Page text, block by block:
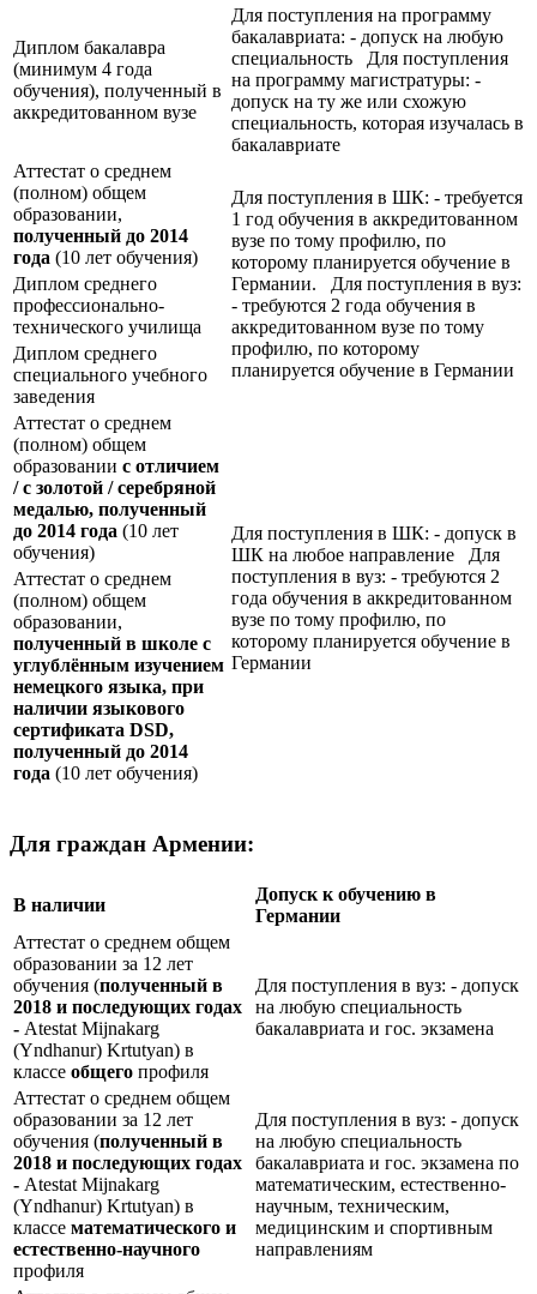
Диплом бакалавра
(минимум 4 года
обучения), полученный в
аккредитованном вузе
Для поступления на программу
бакалавриата: - допуск на любую
специальность Для поступления
на программу магистратуры: -
допуск на ту же или схожую
специальность, которая изучалась в
бакалавриате
Аттестат о среднем
(полном) общем
образовании,
полученный до 2014
года (10 лет обучения)
Для поступления в ШК: - требуется
1 год обучения в аккредитованном
вузе по тому профилю, по
которому планируется обучение в
Германии. Для поступления в вуз:
- требуются 2 года обучения в
аккредитованном вузе по тому
профилю, по которому
планируется обучение в Германии
Диплом среднего
профессионально-
технического училища
Диплом среднего
специального учебного
заведения
Аттестат о среднем
(полном) общем
образовании с отличием
/ с золотой / серебряной
медалью, полученный
до 2014 года (10 лет
обучения)
Для поступления в ШК: - допуск в
ШК на любое направление Для
поступления в вуз: - требуются 2
года обучения в аккредитованном
вузе по тому профилю, по
которому планируется обучение в
Германии
Аттестат о среднем
(полном) общем
образовании,
полученный в школе с
углублённым изучением
немецкого языка, при
наличии языкового
сертификата DSD,
полученный до 2014
года (10 лет обучения)
Для граждан Армении:
В наличии
Допуск к обучению в
Германии
Аттестат о среднем общем
образовании за 12 лет
обучения (полученный в
2018 и последующих годах
- Atestat Mijnakarg
(Yndhanur) Krtutyan) в
классе общего профиля
Для поступления в вуз: - допуск
на любую специальность
бакалавриата и гос. экзамена
Аттестат о среднем общем
образовании за 12 лет
обучения (полученный в
2018 и последующих годах
- Atestat Mijnakarg
(Yndhanur) Krtutyan) в
классе математического и
естественно-научного
профиля
Для поступления в вуз: - допуск
на любую специальность
бакалавриата и гос. экзамена по
математическим, естественно-
научным, техническим,
медицинским и спортивным
направлениям